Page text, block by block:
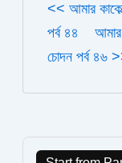
<< আমার
পর্ব ৪৪
আমার
চোদন পর্ব ৪৬